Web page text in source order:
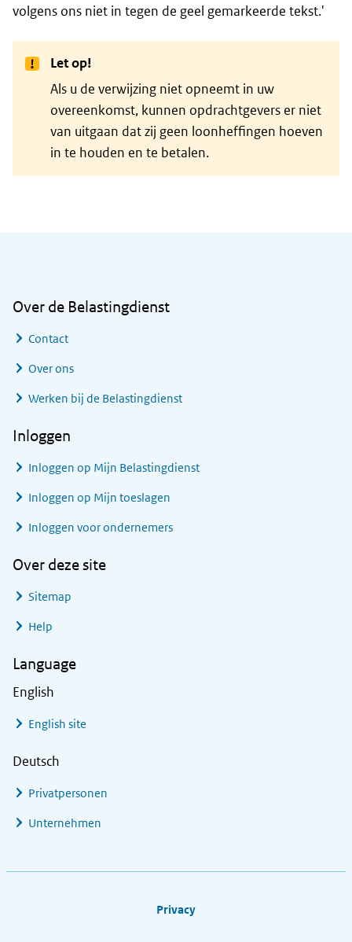
volgens ons niet in tegen de geel gemarkeerde tekst.'
Let op!
Als u de verwijzing niet opneemt in uw
overeenkomst, kunnen opdrachtgevers er niet
van uitgaan dat zij geen loonheffingen hoeven
in te houden en te betalen.
Over de Belastingdienst
Contact
Over ons
Werken bij de Belastingdienst
Inloggen
Inloggen op Mijn Belastingdienst
Inloggen op Mijn toeslagen
Inloggen voor ondernemers
Over deze site
Sitemap
Help
Language
English
English site
Deutsch
Privatpersonen
Unternehmen
Privacy